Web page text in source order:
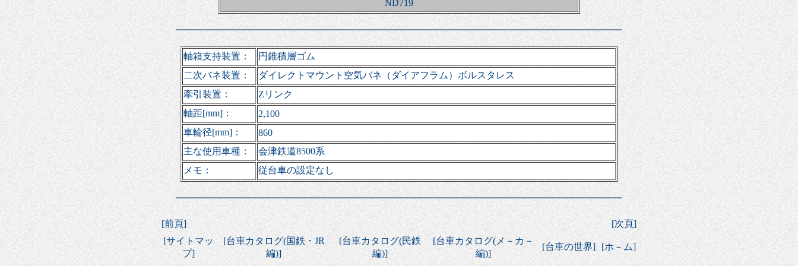
ND719
軸箱支持装置：
円錐積層ゴム
二次バネ装置：
ダイレクトマウント空気バネ（ダイアフラム）ボルスタレス
牽引装置：
Zリンク
軸距[mm]：
2,100
車輪径[mm]：
860
主な使用車種：
会津鉄道8500系
メモ：
従台車の設定なし
[前頁] [次頁]
[サイトマッ
プ]
[台車カタログ(国鉄・JR
編)]
[台車カタログ(民鉄
編)]
[台車カタログ(メ－カ－
編)]
[台車の世界] [ホ－ム]